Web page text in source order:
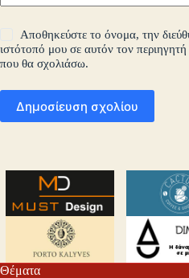
Αποθηκεύστε το όνομα, την
ιστότοπό μου σε αυτόν τον
που θα σχολιάσω.
Δημοσίευση σχολίου
Θέματα